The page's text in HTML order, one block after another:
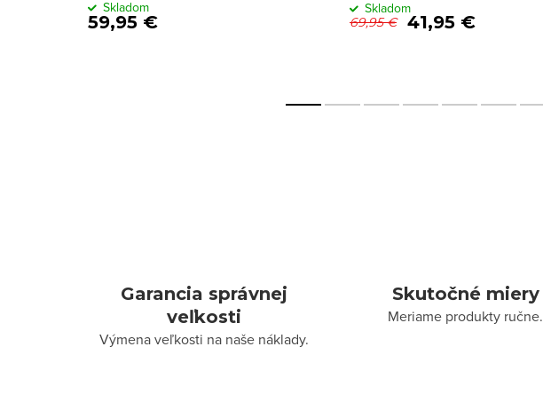
59,95 €
Skladom
69,95 € 41,95 €
Skladom
Garancia správnej
veľkosti
Výmena veľkosti na naše náklady.
Skutočné miery
Meriame produkty ručne.